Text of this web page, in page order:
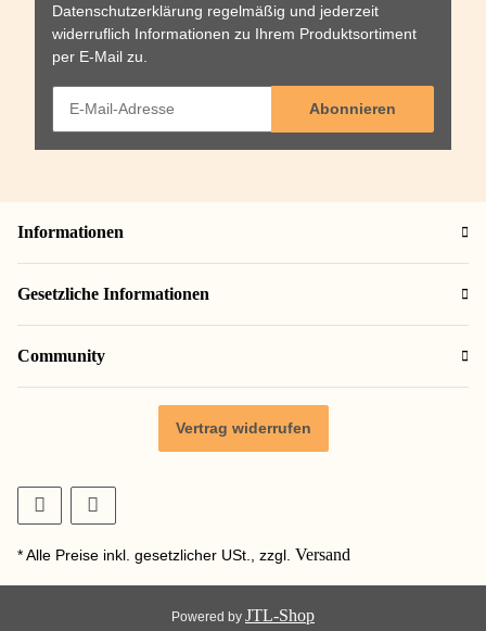
Datenschutzerklärung regelmäßig und jederzeit
widerruflich Informationen zu Ihrem Produktsortiment
per E-Mail zu.
Abonnieren
Informationen
Gesetzliche Informationen
Community
Vertrag widerrufen
* Alle Preise inkl. gesetzlicher USt., zzgl. Versand
Powered by JTL-Shop